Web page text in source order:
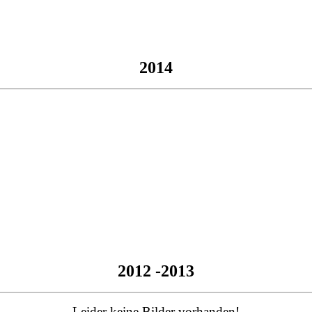
2014
2012 -2013